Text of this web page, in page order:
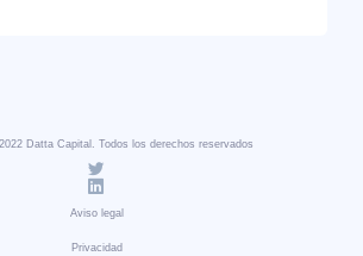
Datta Capital. Todos los derechos reservados
Aviso legal
Privacidad